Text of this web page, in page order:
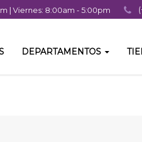
| Viernes: 8:00am - 5:00pm
DEPARTAMENTOS